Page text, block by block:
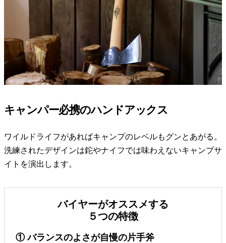
キャンパー必携のハンドアックス
ワイルドライフがあればキャンプのレベルもグンとあがる。
洗練されたデザインは鉈やナイフでは味わえないキャンプサ
イトを演出します。
バイヤーがオススメする
５つの特徴
① バランスのよさが自慢の片手斧